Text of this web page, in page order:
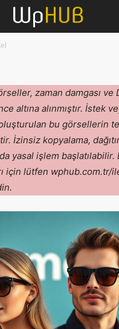
zaman damgası ve
altına alınmıştır. İstek
bu görsellerin
İzinsiz kopyalama,
yasal işlem başlatılabilir.
için lütfen wphub.com.tr/